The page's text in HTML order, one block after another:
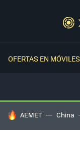
OFERTAS EN MÓVILES
HOY SE HABLA DE
AEMET China